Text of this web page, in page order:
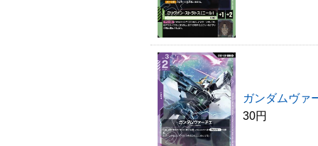
ガンダムヴァ
30円